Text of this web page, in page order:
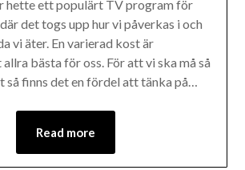
hette ett populärt TV program för
det togs upp hur vi påverkas i och
vi äter. En varierad kost är
bästa för oss. För att vi ska må så
så finns det en fördel att tänka på…
Read more